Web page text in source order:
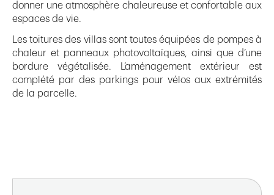
donner une atmosphère chaleureuse et confortable aux
espaces de vie.
Les toitures des villas sont toutes équipées de pompes à
chaleur et panneaux photovoltaïques, ainsi que d’une
bordure végétalisée. L’aménagement extérieur est
complété par des parkings pour vélos aux extrémités
de la parcelle.